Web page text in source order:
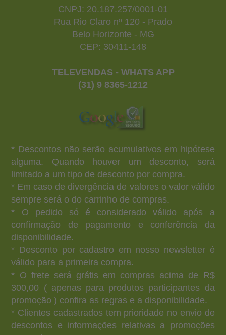
CNPJ: 20.187.257/0001-01
Rua Rio Claro nº 120 - Prado
Belo Horizonte - MG
CEP: 30411-148
TELEVENDAS - WHATS APP
(31) 9 8365-1212
* Descontos não serão acumulativos em hipótese
alguma. Quando houver um desconto, será
limitado a um tipo de desconto por compra.
* Em caso de divergência de valores o valor válido
sempre será o do carrinho de compras.
* O pedido só é considerado válido após a
confirmação de pagamento e conferência da
disponibilidade.
* Desconto por cadastro em nosso newsletter é
válido para a primeira compra.
* O frete será grátis em compras acima de R$
300,00 ( apenas para produtos participantes da
promoção ) confira as regras e a disponibilidade.
* Clientes cadastrados tem prioridade no envio de
descontos e informações relativas a promoções